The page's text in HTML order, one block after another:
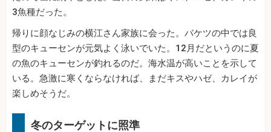
3魚種だった。
帰りに顔なじみの横江さん家族に会った。バケツの中では良
型のキューセンが元気よく泳いでいた。12月だというのに夏
の魚のキューセンが釣れるのだ。海水温が高いことを示して
いる。急激に寒くならなければ、まだキスやハゼ、カレイが
楽しめそうだ。
冬のターゲットに照準